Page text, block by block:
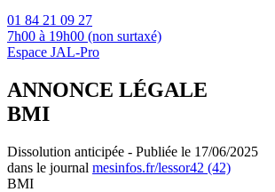
01 84 21 09 27
7h00 à 19h00 (non surtaxé)
Espace JAL-Pro
ANNONCE LÉGALE
BMI
Dissolution anticipée - Publiée le 17/06/2025
dans le journal mesinfos.fr/lessor42 (42)
BMI